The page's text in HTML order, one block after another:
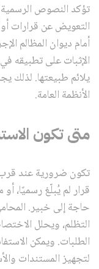
تؤكد النصوص
التعويض عن قرارات أو
أمام ديوان المظالم
الإثبات على تطبيقه
يلائم طبيعتها. لذلك
الأنظمة العامة.
متى تكون
تكون ضرورية عند قرب
قرار لم يُبلّغ رسميًا،
حاجة إلى خبير.
التظلم، ويحلل
الطلبات. ويمكن
لتجهيز المستندات